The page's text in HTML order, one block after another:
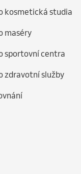
kosmetická studia
maséry
sportovní centra
zdravotní služby